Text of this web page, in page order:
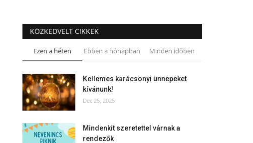
KÖZKEDVELT CIKKEK
Ezen a héten Ebben a hónapban Minden időben
Kellemes karácsonyi ünnepeket
kívánunk!
Dec 25, 2025
Mindenkit szeretettel várnak a
rendezők